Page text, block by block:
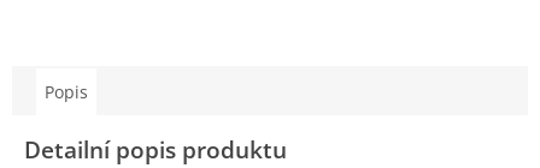
Popis
Detailní popis produktu